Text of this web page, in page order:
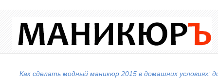
Как сделать модный маникюр 2015 в домашних условиях: